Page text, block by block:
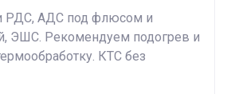
РДС, АДС под флюсом и
ЭШС. Рекомендуем подогрев и
КТС без